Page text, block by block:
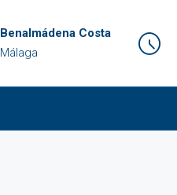
Benalmádena Costa
Málaga